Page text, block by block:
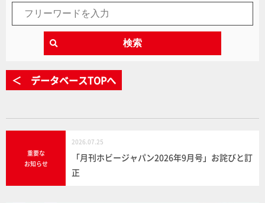
検索
＜ データベースTOPへ
重要な
お知らせ
2026.07.25
「月刊ホビージャパン2026年9月号」お詫びと訂
正